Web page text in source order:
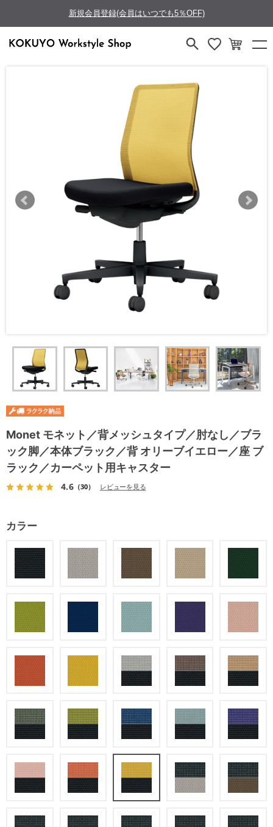
新規会員登録(会員はいつでも5％OFF)
Monet モネット／背メッシュタイプ／肘なし／ブラ
ック脚／本体ブラック／背 オリーブイエロー／座 ブ
ラック／カーペット用キャスター
4.6（30） レビューを見る
カラー